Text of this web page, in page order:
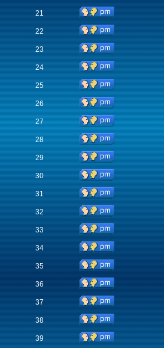
21
22
23
24
25
26
27
28
29
30
31
32
33
34
35
36
37
38
39